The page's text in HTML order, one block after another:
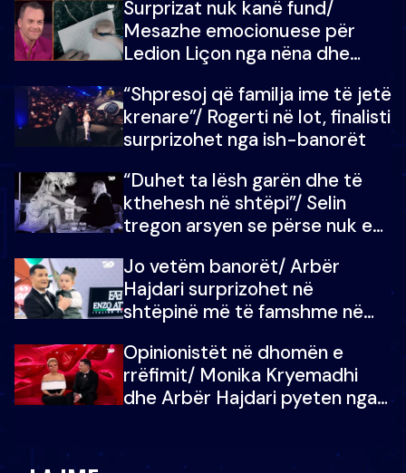
mungojë zilja e mëngjesit kur…
Surprizat nuk kanë fund/
Mesazhe emocionuese për
Ledion Liçon nga nëna dhe
mban dot lotët: Nuk meritoj…
“Shpresoj që familja ime të jetë
krenare”/ Rogerti në lot, finalisti
surprizohet nga ish-banorët
“Duhet ta lësh garën dhe të
kthehesh në shtëpi”/ Selin
tregon arsyen se përse nuk e
çoja luftën time deri në fund
Jo vetëm banorët/ Arbër
Hajdari surprizohet në
shtëpinë më të famshme në
vajzën e tij
Opinionistët në dhomën e
rrëfimit/ Monika Kryemadhi
dhe Arbër Hajdari pyeten nga